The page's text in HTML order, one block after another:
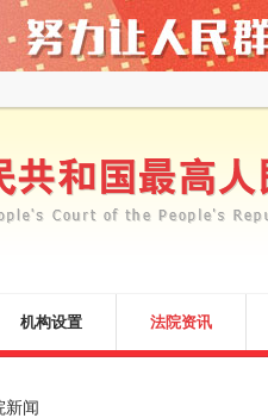
机构设置 法院资讯
新闻